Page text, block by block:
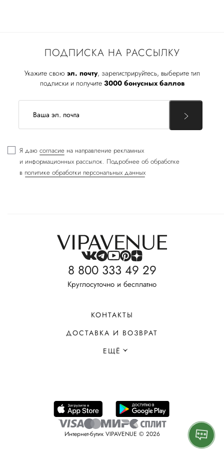
ПОДПИСКА НА РАССЫЛКУ
Укажите свою эл. почту, зарегистрируйтесь, выберите тип
подписки и получите 3000 бонусных баллов
Я даю согласие на направление рекламных
и информационных рассылок. Подробнее об обработке
в политике обработки персональных данных
8 800 333 49 29
Круглосуточно и бесплатно
КОНТАКТЫ
ДОСТАВКА И ВОЗВРАТ
ЕЩЁ
Интернет-бутик VIPAVENUE © 2026